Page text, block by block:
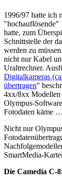
1996/97 hatte ich
"hochauflösende"
hatte, zum
Schnittstelle der
werden zu
nicht nur Kabel
Uraltrechner.
Digitalkameras
übertragen"
4xx/8xx Modellen
Olympus-
Fotodaten käme …
Nicht nur
SmartMedia-
Die Camedia C-